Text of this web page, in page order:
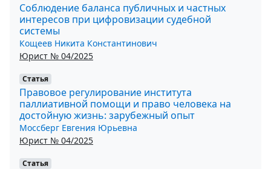
Соблюдение баланса публичных и частных
интересов при цифровизации судебной
системы
Кощеев Никита Константинович
Юрист № 04/2025
Статья
Правовое регулирование института
паллиативной помощи и право человека на
достойную жизнь: зарубежный опыт
Моссберг Евгения Юрьевна
Юрист № 04/2025
Статья